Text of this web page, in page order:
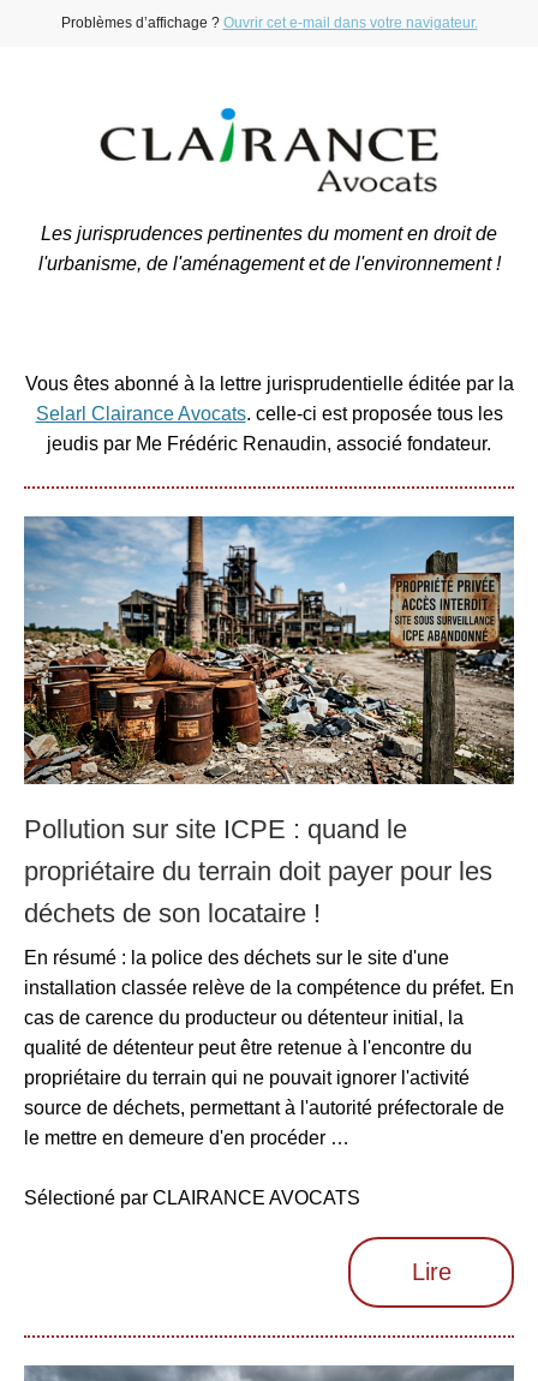
Problèmes d’affichage ? Ouvrir cet e-mail dans votre navigateur.
Les jurisprudences pertinentes du moment en droit de
l'urbanisme, de l'aménagement et de l'environnement !
Vous êtes abonné à la lettre jurisprudentielle éditée par la
Selarl Clairance Avocats. celle-ci est proposée tous les
jeudis par Me Frédéric Renaudin, associé fondateur.
Pollution sur site ICPE : quand le
propriétaire du terrain doit payer pour les
déchets de son locataire !
En résumé : la police des déchets sur le site d'une
installation classée relève de la compétence du préfet. En
cas de carence du producteur ou détenteur initial, la
qualité de détenteur peut être retenue à l'encontre du
propriétaire du terrain qui ne pouvait ignorer l'activité
source de déchets, permettant à l'autorité préfectorale de
le mettre en demeure d'en procéder …
Sélectioné par CLAIRANCE AVOCATS
Lire